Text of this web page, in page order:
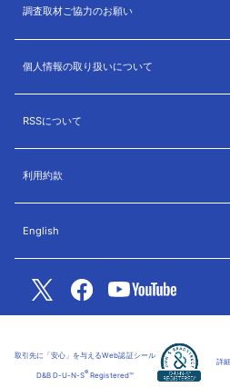
調査取材ご協力のお願い
個人情報の取り扱いについて
RSSについて
利用約款
English
取引先に「安心」を与えるWeb認証シール
D&B D-U-N-S® Registered™
詳